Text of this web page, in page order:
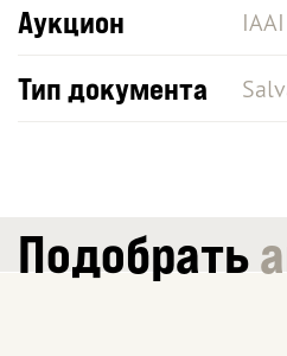
Аукцион IAAI
Тип документа
Подобрать